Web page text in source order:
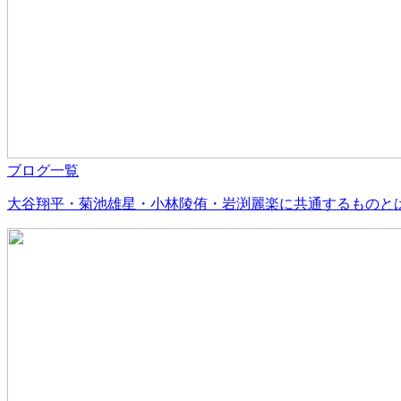
ブログ一覧
大谷翔平・菊池雄星・小林陵侑・岩渕麗楽に共通するものと